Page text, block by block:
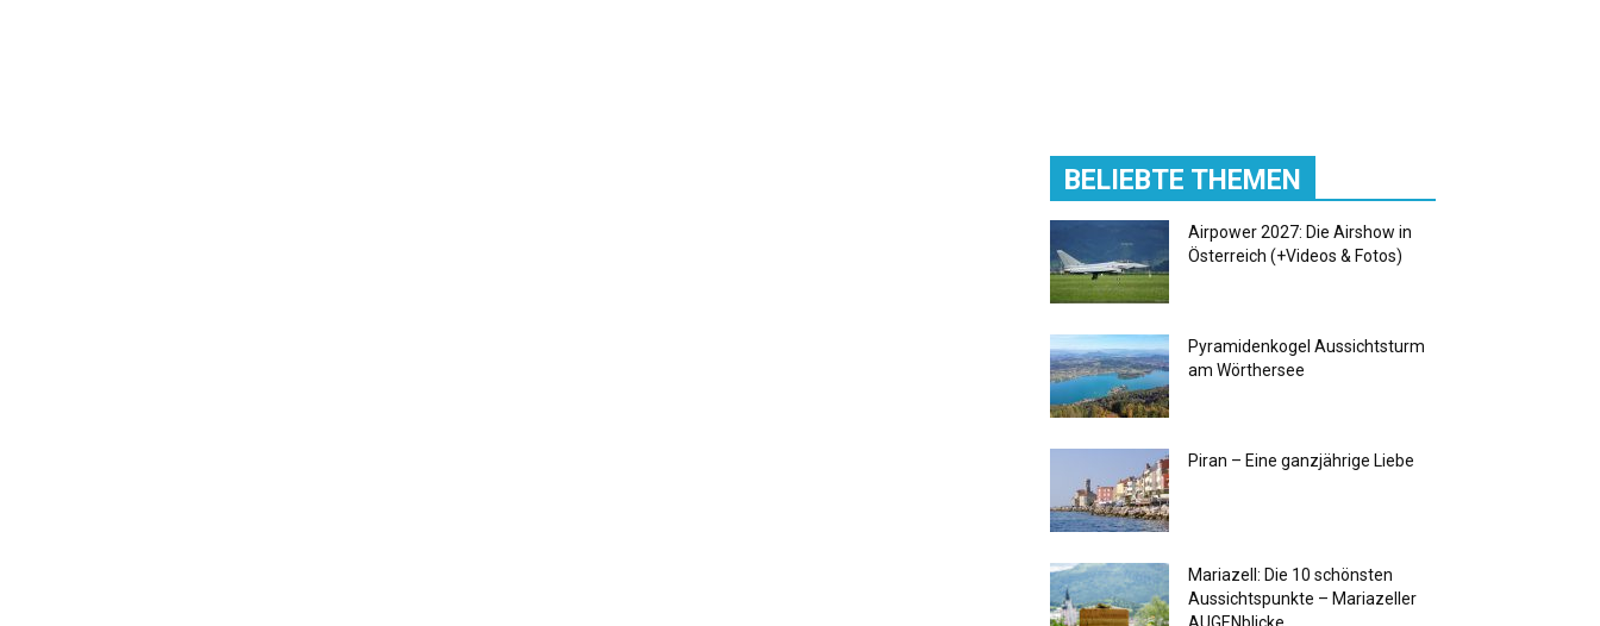
BELIEBTE THEMEN
Airpower 2027: Die Airshow in
Österreich (+Videos & Fotos)
Pyramidenkogel Aussichtsturm
am Wörthersee
Piran – Eine ganzjährige Liebe
Mariazell: Die 10 schönsten
Aussichtspunkte – Mariazeller